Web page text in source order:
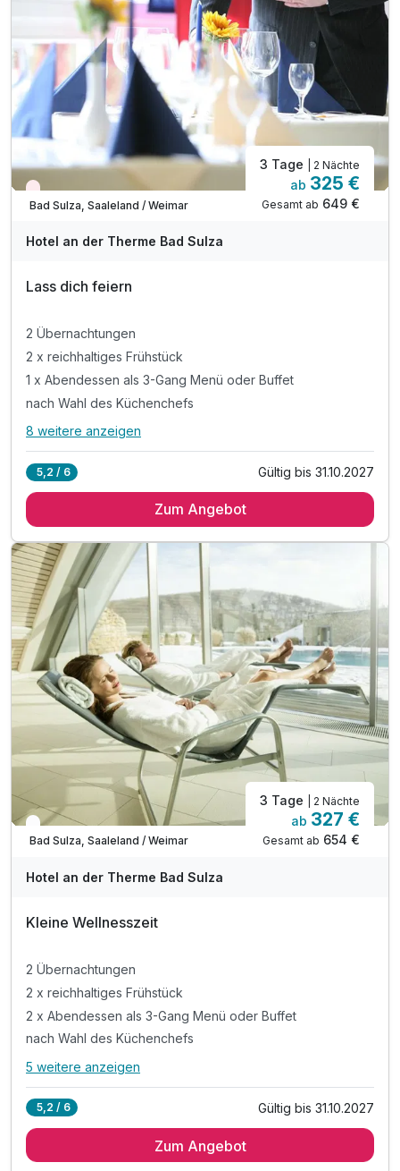
Ausstattung
Für 5 Tage p.P. ab724,00 €
inkl. Nutzung der Toskana Therme inkl. Sauna*
* am Anreisetag ab 14 Uhr / nicht am Abreisetag
inkl. Leihbademantel für Ihren Aufenthalt
Wieder frei ab November
Bad Sulza, Saaleland / Weimar
3 Tage | 2 Nächte
ab 325 €
Gesamt ab 649 €
Hotel an der Therme Bad Sulza
Lass dich feiern
2 Übernachtungen
2 x reichhaltiges Frühstück
1 x Abendessen als 3-Gang Menü oder Buffet
nach Wahl des Küchenchefs
Alle Inklusivleistungen
2 x reichhaltiges Frühstück
nach Wahl des Küchenchefs
1 x Candle light Dinner
1x Blumenstrauß inkl. Geburtstagstisch
1 x Flasche Sekt
1x Flasche Wasser bei Anreise auf dem Zimmer
1 x Willkommensgruß bei Anreise auf dem Zimmer
inkl. Nutzung der Toskana Therme inkl. Sauna*
am Anreisetag ab 14 Uhr/ nicht am Abreisetag
inkl. Leihbademantel für Ihren Aufenthalt
8 weitere anzeigen
5,2 / 6 Gültig bis 31.10.2027
Zum Angebot
In 1 Woche wieder frei
Bad Sulza, Saaleland / Weimar
3 Tage | 2 Nächte
ab 327 €
Gesamt ab 654 €
Hotel an der Therme Bad Sulza
Kleine Wellnesszeit
2 Übernachtungen
2 x reichhaltiges Frühstück
2 x Abendessen als 3-Gang Menü oder Buffet
nach Wahl des Küchenchefs
Alle Inklusivleistungen
2 x reichhaltiges Frühstück
5 weitere anzeigen
5,2 / 6 Gültig bis 31.10.2027
Zum Angebot